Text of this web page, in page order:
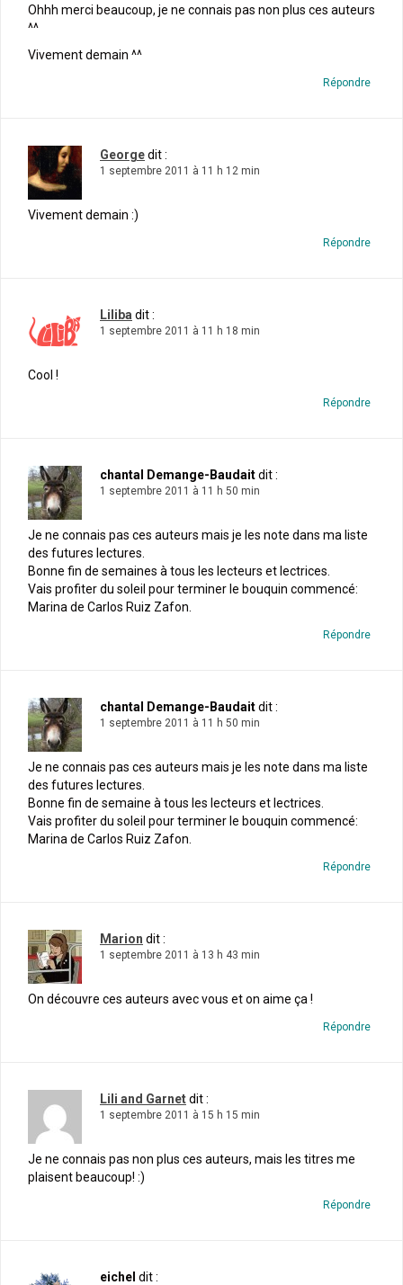
Ohhh merci beaucoup, je ne connais pas non plus ces auteurs
^^
Vivement demain ^^
Répondre
Georgedit :
1 septembre 2011 à 11 h 12 min
Vivement demain :)
Répondre
Liliba dit :
1 septembre 2011 à 11 h 18 min
Cool !
Répondre
chantal Demange-Baudaitdit :
1 septembre 2011 à 11 h 50 min
Je ne connais pas ces auteurs mais je les note dans ma liste
des futures lectures.
Bonne fin de semaines à tous les lecteurs et lectrices.
Vais profiter du soleil pour terminer le bouquin commencé:
Marina de Carlos Ruiz Zafon.
Répondre
chantal Demange-Baudaitdit :
1 septembre 2011 à 11 h 50 min
Je ne connais pas ces auteurs mais je les note dans ma liste
des futures lectures.
Bonne fin de semaine à tous les lecteurs et lectrices.
Vais profiter du soleil pour terminer le bouquin commencé:
Marina de Carlos Ruiz Zafon.
Répondre
Marion dit :
1 septembre 2011 à 13 h 43 min
On découvre ces auteurs avec vous et on aime ça !
Répondre
Lili and Garnetdit :
1 septembre 2011 à 15 h 15 min
Je ne connais pas non plus ces auteurs, mais les titres me
plaisent beaucoup! :)
Répondre
eichel dit :